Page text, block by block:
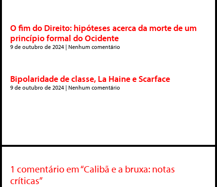
O fim do Direito: hipóteses acerca da morte de um
princípio formal do Ocidente
9 de outubro de 2024 Nenhum comentário
Bipolaridade de classe, La Haine e Scarface
9 de outubro de 2024 Nenhum comentário
1 comentário em “Calibã e a bruxa: notas
críticas”